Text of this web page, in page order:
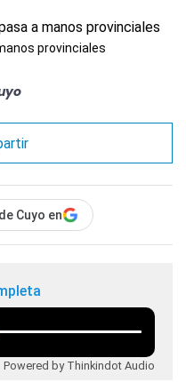
provinciales
Cuyo en
Powered by Thinkindot Audio